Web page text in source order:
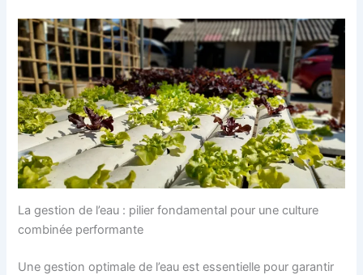
La gestion de l’eau : pilier fondamental pour une culture
combinée performante
Une gestion optimale de l’eau est essentielle pour garantir